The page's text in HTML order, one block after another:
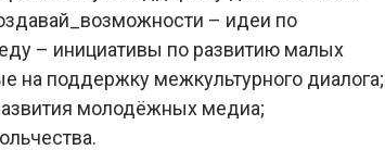
– идеи по
– инициативы по развитию малых
на поддержку межкультурного диалога;
молодёжных медиа;